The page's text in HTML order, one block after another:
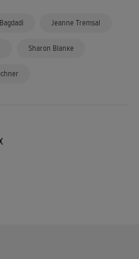
Jeanne Tremsal
Sharon Blanke